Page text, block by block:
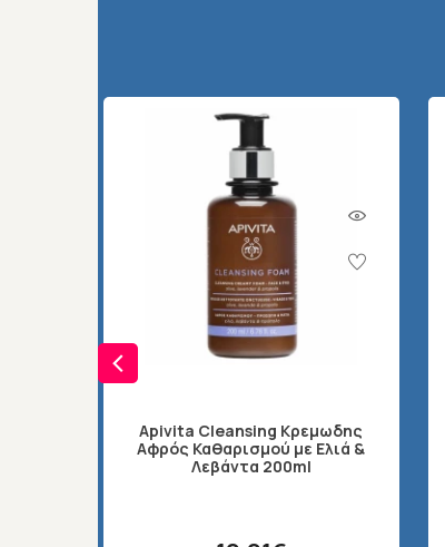
Apivita Cleansing Κρεμωδης
Αφρός Καθαρισμού με Ελιά &
Λεβάντα 200ml